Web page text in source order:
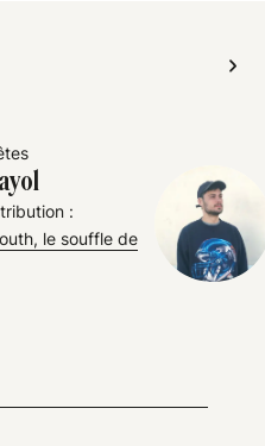
:
le souffle de